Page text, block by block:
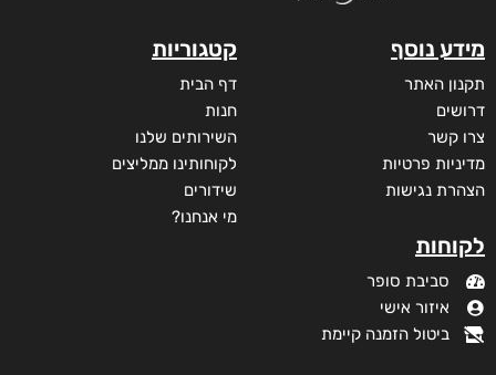
מידע נוסף
תקנון האתר
דרושים
צרו קשר
מדיניות פרטיות
הצהרת נגישות
לקוחות
סביבת סופר
איזור אישי
ביטול הזמנה קיימת
קטגוריות
דף הבית
חנות
השירותים שלנו
לקוחותינו ממליצים
שידורים
מי אנחנו?